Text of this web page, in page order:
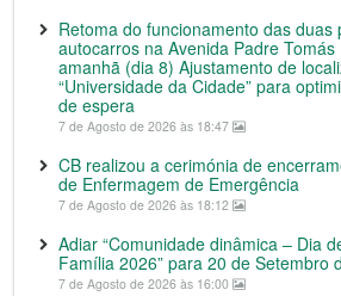
Retoma do funcionamento das duas
autocarros na Avenida Padre
amanhã (dia 8) Ajustamento de
“Universidade da Cidade” para
de espera
7 de Agosto de 2026 às 18:47
CB realizou a cerimónia de
de Enfermagem de Emergência
7 de Agosto de 2026 às 18:12
Adiar “Comunidade dinâmica – Dia
Família 2026” para 20 de Setembro
7 de Agosto de 2026 às 16:00